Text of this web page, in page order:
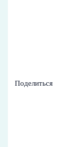
Поделиться